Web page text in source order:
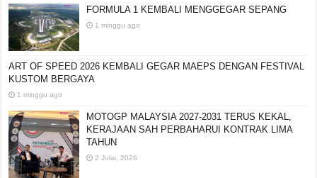
FORMULA 1 KEMBALI MENGGEGAR SEPANG
1 minggu ago
ART OF SPEED 2026 KEMBALI GEGAR MAEPS
DENGAN FESTIVAL KUSTOM BERGAYA
MOTOGP MALAYSIA 2027-2031 TERUS KEKAL,
KERAJAAN SAH PERBAHARUI KONTRAK LIMA
TAHUN
2 Julai, 2026